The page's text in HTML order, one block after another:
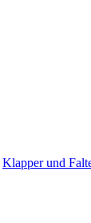
Klapper und